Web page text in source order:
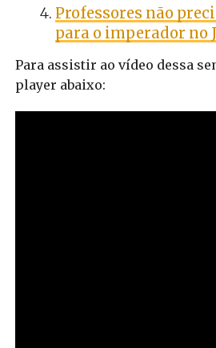
Professores não
para o imperador no
Para assistir ao vídeo dessa
player abaixo: